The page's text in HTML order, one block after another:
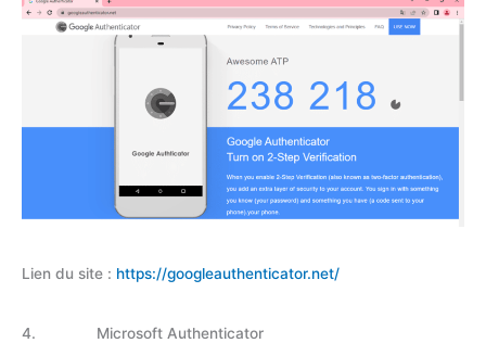
Lien du site : https://googleauthenticator.net/
4. Microsoft Authenticator